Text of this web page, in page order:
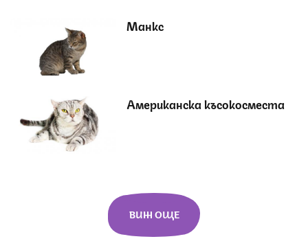
Манкс
Американска късокосместа
ВИЖ ОЩЕ